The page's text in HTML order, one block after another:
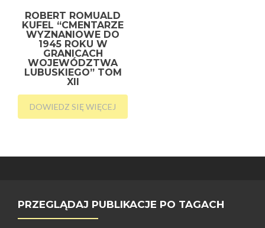
ROBERT ROMUALD
KUFEL “CMENTARZE
WYZNANIOWE DO
1945 ROKU W
GRANICACH
WOJEWÓDZTWA
LUBUSKIEGO” TOM
XII
DOWIEDZ SIĘ WIĘCEJ
PRZEGLĄDAJ PUBLIKACJE PO TAGACH